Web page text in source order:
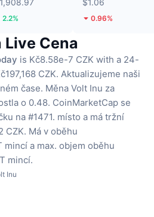
2.2%
$1.06
0.96%
Live Cena
is Kč8.58e-7 CZK with a 24-
CZK. Aktualizujeme naši
čase. Měna Volt Inu za
o 0.48. CoinMarketCap se
na #1471. místo a má tržní
CZK. Má v oběhu
mincí a max. objem oběhu
mincí.
Inu